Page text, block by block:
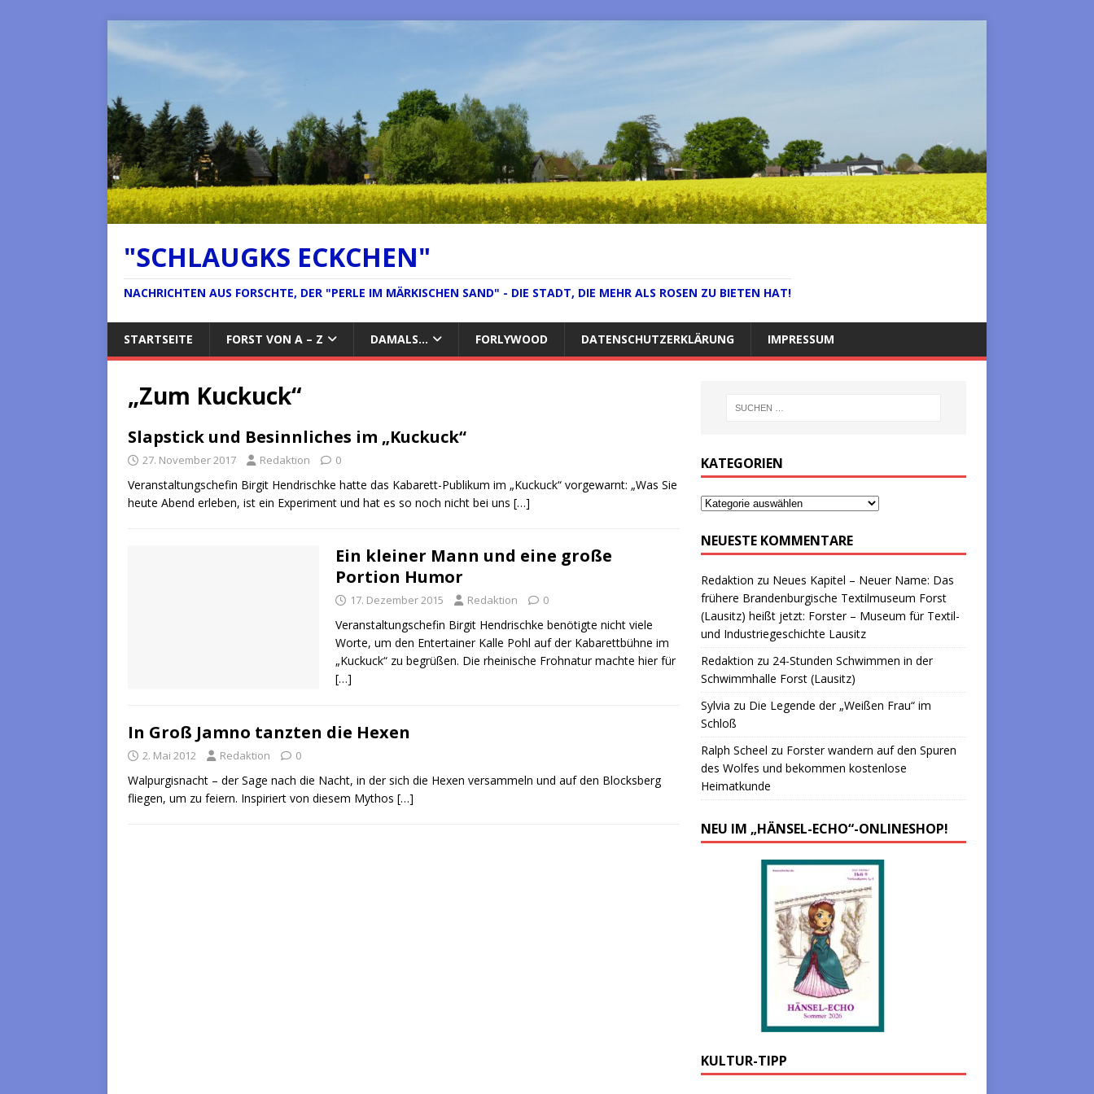
"SCHLAUGKS ECKCHEN"
NACHRICHTEN AUS FORSCHTE, DER "PERLE IM MÄRKISCHEN SAND" - DIE STADT, DIE MEHR ALS ROSEN ZU BIETEN HAT!
STARTSEITE FORST VON A – Z DAMALS… FORLYWOOD DATENSCHUTZERKLÄRUNG IMPRESSUM
„Zum Kuckuck“
Slapstick und Besinnliches im „Kuckuck“
27. November 2017 Redaktion 0
Veranstaltungschefin Birgit Hendrischke hatte das Kabarett-Publikum im „Kuckuck“ vorgewarnt: „Was Sie
heute Abend erleben, ist ein Experiment und hat es so noch nicht bei uns […]
Ein kleiner Mann und eine große
Portion Humor
17. Dezember 2015 Redaktion 0
Veranstaltungschefin Birgit Hendrischke benötigte nicht viele
Worte, um den Entertainer Kalle Pohl auf der Kabarettbühne im
„Kuckuck“ zu begrüßen. Die rheinische Frohnatur machte hier für
[…]
In Groß Jamno tanzten die Hexen
2. Mai 2012 Redaktion 0
Walpurgisnacht – der Sage nach die Nacht, in der sich die Hexen versammeln und auf den Blocksberg
fliegen, um zu feiern. Inspiriert von diesem Mythos […]
KATEGORIEN
NEUESTE KOMMENTARE
Redaktion zu Neues Kapitel – Neuer Name: Das
frühere Brandenburgische Textilmuseum Forst
(Lausitz) heißt jetzt: Forster – Museum für Textil-
und Industriegeschichte Lausitz
Redaktion zu 24-Stunden Schwimmen in der
Schwimmhalle Forst (Lausitz)
Sylvia zu Die Legende der „Weißen Frau“ im
Schloß
Ralph Scheel zu Forster wandern auf den Spuren
des Wolfes und bekommen kostenlose
Heimatkunde
NEU IM „HÄNSEL-ECHO“-ONLINESHOP!
KULTUR-TIPP